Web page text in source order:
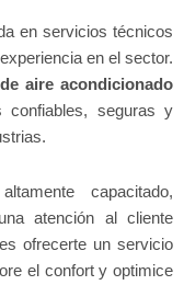
en servicios técnicos
en el sector.
aire acondicionado
confiables, seguras y
capacitado,
atención al cliente
ofrecerte un servicio
el confort y optimice